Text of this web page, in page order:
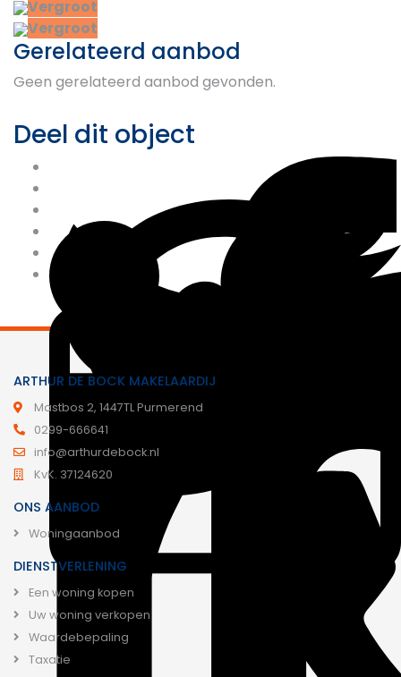
Vergroot
Vergroot
Gerelateerd aanbod
Geen gerelateerd aanbod gevonden.
Deel dit object
ARTHUR DE BOCK MAKELAARDIJ
Mastbos 2, 1447TL Purmerend
0299-666641
info@arthurdebock.nl
KvK. 37124620
ONS AANBOD
Woningaanbod
DIENSTVERLENING
Een woning kopen
Uw woning verkopen
Waardebepaling
Taxatie